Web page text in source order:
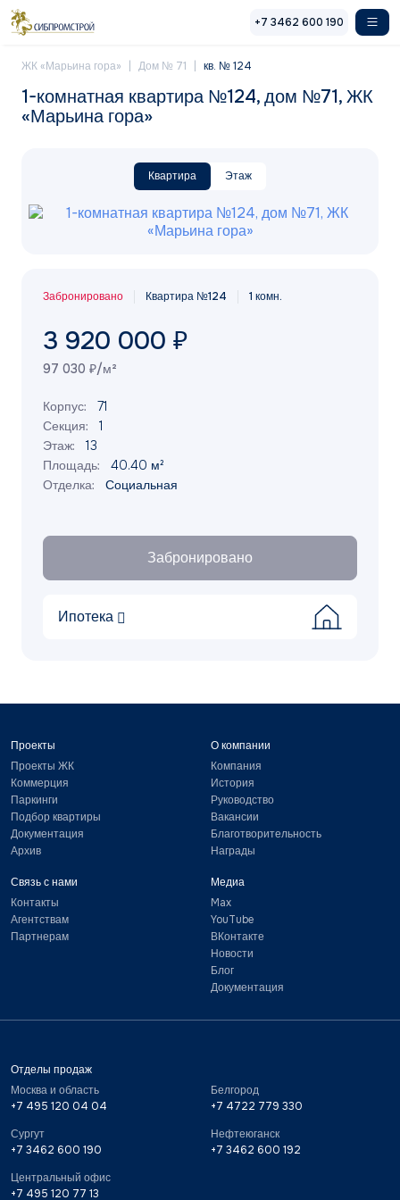
Перейти к основному содержанию
+7 3462 600 190
ЖК «Марьина гора» Дом № 71 кв. № 124
1-комнатная квартира №124, дом №71, ЖК
«Марьина гора»
Квартира Этаж
Забронировано Квартира №124 1 комн.
3 920 000 ₽
97 030 ₽/м²
Корпус:
71
Секция:
1
Этаж:
13
Площадь:
40.40 м²
Отделка:
Социальная
Забронировано
Ипотека
Проекты
Проекты ЖК
Коммерция
Паркинги
Подбор квартиры
Документация
Архив
О компании
Компания
История
Руководство
Вакансии
Благотворительность
Награды
Связь с нами
Контакты
Агентствам
Партнерам
Медиа
Max
YouTube
ВКонтакте
Новости
Блог
Документация
Отделы продаж
Москва и область
+7 495 120 04 04
Белгород
+7 4722 779 330
Сургут
+7 3462 600 190
Нефтеюганск
+7 3462 600 192
Центральный офис
+7 495 120 77 13